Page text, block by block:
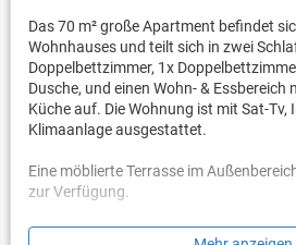
Das 70 m² große Apartment befindet
Wohnhauses und teilt sich in zwei
Doppelbettzimmer, 1x
Dusche, und einen Wohn- &
Küche auf. Die Wohnung ist mit Sat-Tv,
Klimaanlage ausgestattet.
Eine möblierte Terrasse im
zur Verfügung.
Grillen ist erlaubt, Grill müssten Sie